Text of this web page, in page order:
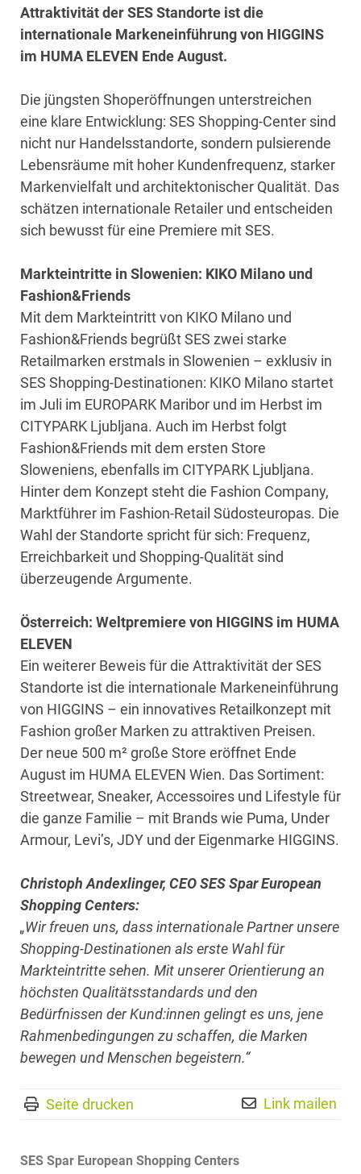
Attraktivität der SES Standorte ist die
internationale Markeneinführung von HIGGINS
im HUMA ELEVEN Ende August.
Die jüngsten Shoperöffnungen unterstreichen
eine klare Entwicklung: SES Shopping-Center sind
nicht nur Handelsstandorte, sondern pulsierende
Lebensräume mit hoher Kundenfrequenz, starker
Markenvielfalt und architektonischer Qualität. Das
schätzen internationale Retailer und entscheiden
sich bewusst für eine Premiere mit SES.
Markteintritte in Slowenien: KIKO Milano und
Fashion&Friends
Mit dem Markteintritt von KIKO Milano und
Fashion&Friends begrüßt SES zwei starke
Retailmarken erstmals in Slowenien – exklusiv in
SES Shopping-Destinationen: KIKO Milano startet
im Juli im EUROPARK Maribor und im Herbst im
CITYPARK Ljubljana. Auch im Herbst folgt
Fashion&Friends mit dem ersten Store
Sloweniens, ebenfalls im CITYPARK Ljubljana.
Hinter dem Konzept steht die Fashion Company,
Marktführer im Fashion-Retail Südosteuropas. Die
Wahl der Standorte spricht für sich: Frequenz,
Erreichbarkeit und Shopping-Qualität sind
überzeugende Argumente.
Österreich: Weltpremiere von HIGGINS im HUMA
ELEVEN
Ein weiterer Beweis für die Attraktivität der SES
Standorte ist die internationale Markeneinführung
von HIGGINS – ein innovatives Retailkonzept mit
Fashion großer Marken zu attraktiven Preisen.
Der neue 500 m² große Store eröffnet Ende
August im HUMA ELEVEN Wien. Das Sortiment:
Streetwear, Sneaker, Accessoires und Lifestyle für
die ganze Familie – mit Brands wie Puma, Under
Armour, Levi’s, JDY und der Eigenmarke HIGGINS.
Christoph Andexlinger, CEO SES Spar European
Shopping Centers:
„Wir freuen uns, dass internationale Partner unsere
Shopping-Destinationen als erste Wahl für
Markteintritte sehen. Mit unserer Orientierung an
höchsten Qualitätsstandards und den
Bedürfnissen der Kund:innen gelingt es uns, jene
Rahmenbedingungen zu schaffen, die Marken
bewegen und Menschen begeistern.“
Seite drucken Link mailen
SES Spar European Shopping Centers